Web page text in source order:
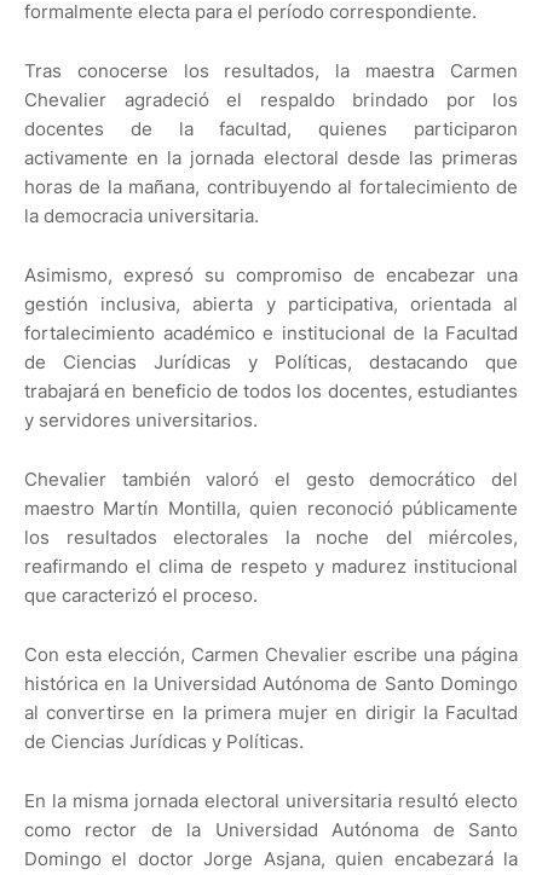
formalmente electa para el período correspondiente.
Tras conocerse los resultados, la maestra Carmen
Chevalier agradeció el respaldo brindado por los
docentes de la facultad, quienes participaron
activamente en la jornada electoral desde las primeras
horas de la mañana, contribuyendo al fortalecimiento de
la democracia universitaria.
Asimismo, expresó su compromiso de encabezar una
gestión inclusiva, abierta y participativa, orientada al
fortalecimiento académico e institucional de la Facultad
de Ciencias Jurídicas y Políticas, destacando que
trabajará en beneficio de todos los docentes, estudiantes
y servidores universitarios.
Chevalier también valoró el gesto democrático del
maestro Martín Montilla, quien reconoció públicamente
los resultados electorales la noche del miércoles,
reafirmando el clima de respeto y madurez institucional
que caracterizó el proceso.
Con esta elección, Carmen Chevalier escribe una página
histórica en la Universidad Autónoma de Santo Domingo
al convertirse en la primera mujer en dirigir la Facultad
de Ciencias Jurídicas y Políticas.
En la misma jornada electoral universitaria resultó electo
como rector de la Universidad Autónoma de Santo
Domingo el doctor Jorge Asjana, quien encabezará la